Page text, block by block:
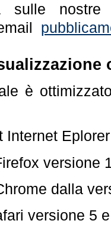
sulle
è
Internet
versione
dalla
versione 5